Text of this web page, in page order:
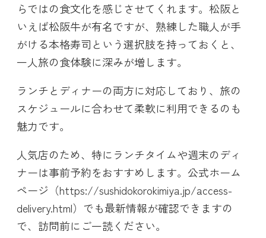
らではの食文化を感じさせてくれます。松阪と
いえば松阪牛が有名ですが、熟練した職人が手
がける本格寿司という選択肢を持っておくと、
一人旅の食体験に深みが増します。
ランチとディナーの両方に対応しており、旅の
スケジュールに合わせて柔軟に利用できるのも
魅力です。
人気店のため、特にランチタイムや週末のディ
ナーは事前予約をおすすめします。公式ホーム
ページ（https://sushidokorokimiya.jp/access-
delivery.html）でも最新情報が確認できますの
で、訪問前にご一読ください。